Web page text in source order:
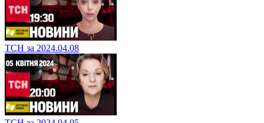
ТСН за 2024.04.08